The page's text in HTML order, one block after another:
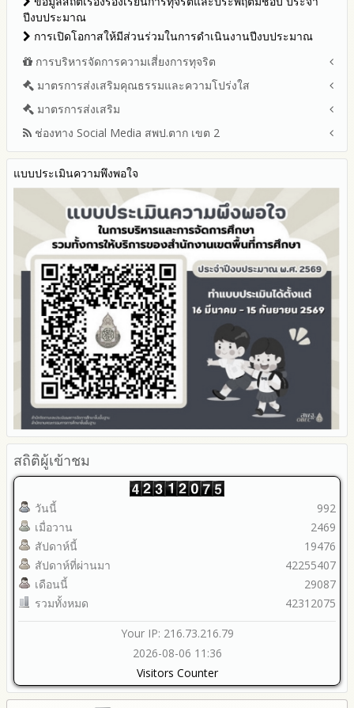
ปีงบประมาณ 2565
รายงานผลการดำเนินงานประจำปี
รายงานผลปี 2568
รายงานผลปี 2567
รายงานผลปี 2566
รายงานผลปี 2565
รายงานผลปี 2564
คู่มือหรือแนวทางการปฏิบัติงานของเจ้าหน้าที่
คู่มือหรือแนวทางการขอรับบริการสำหรับผู้รับบริการหรือผู้มา
ติดต่อ
ระบบการให้บริการผ่านช่องทางออนไลน์ (E-Service)
My Office
My School
SL-WEB
BRSS
ACC Tak2
รายงานผลการจัดซื้อจัดจ้างหรือการจัดหาพัสดุประจำปีงบประมาณ
พ.ศ.2567
ประกาศต่างๆ เกี่ยวกับการจัดซื้อจัดจ้างหรือการจัดหาพัสดุ
แผนการจัดซื้อจัดจ้างหรือแผนการจัดหาพัสดุ
ประมวลจริยธรรมและการขับเคลื่อนจริยธรรม
ปีงบประมาณ
การเปิดโอกาสให้มีส่วนร่วมในการดำเนินงานปีงบประมาณ
การบริหารจัดการความเสี่ยงการทุจริต
การขับเคลื่อนนโยบาย No Gift Policy จากการปฏิบัติหน้าที่ และ
การเสริมสร้างความรู้เกี่ยวกับหลักเกณฑ์การรับ ทรัพย์สินหรือประ
โปยชน์อื่นใดโดยธรรมจรรยาของเจ้าพนักงานของรัฐ
การประเมินความเสี่ยง ในสำนักงานเขตพื้นที่การศึกษา ประจำ
ปีงบประมาณ
รายงานผลการดำเนินการตามแผนบริหารจัดการความเสี่ยงการ
ทุจริตของสำนักงานเขตพื้นที่การศึกษา ประจำงบประมาณ
มาตรการส่งเสริมคุณธรรมและความโปร่งใส
แผนปฏิบัติการป้องกันการทุจริตประจำปีงบประมาณ
2569
2568
2567
2566
2565
2564
รายงานผลการดำเนินการป้องกันการทุจริตประจำปี
2568
2567
2566
2565
2564
2563
รายงานการกำกับติดตาม
มาตรการส่งเสริมคุณธรรมและความโปร่งใสภายใน สพท.
การนำผลการประเมิน ITA ไปสู่การพัฒนาองค์กร
รายงานผลการดำเนินการเพื่อส่งเสริมคุณธรรมและความโปร่งใส
ภายใน สพท. ประจำปีงบประมาณ
มาตรการส่งเสริม
มาตรการเผยแพร่ข้อมูลต่อสาธารณะ
มาตรการส่งเสริมความโปร่งใสในการจัดซื้อจัดจ้าง
มาตราการจัดการเรื่องร้องเรียนการทุจริต
มาตรการป้องกันการรับสินบน
มาตรการป้องกันการขัดกันระหว่างผลประโยชน์ส่วนตนกับส่วนรวม
มาตรการตรวจสอบการใช้ดุลพินิจ
มาตราการให้ผู้มีส่วนได้ส่วนเสียมีส่วนร่วม
ช่องทาง Social Media สพป.ตาก เขต 2
Q&A / ชมเชย / เสนอแนะ
Facebook เพจ สพป.ตาก 2
Youtube ช่อง สพป.ตาก เขต 2
Youtube เรื่องเล่าข่าวตาก 2
แบบประเมินความพึงพอใจ
สถิติผู้เข้าชม
วันนี้
เมื่อวาน
สัปดาห์นี้
สัปดาห์ที่ผ่านมา
เดือนนี้
รวมทั้งหมด
992
2469
19476
42255407
29087
42312075
Your IP: 216.73.216.79
2026-08-06 11:36
Visitors Counter